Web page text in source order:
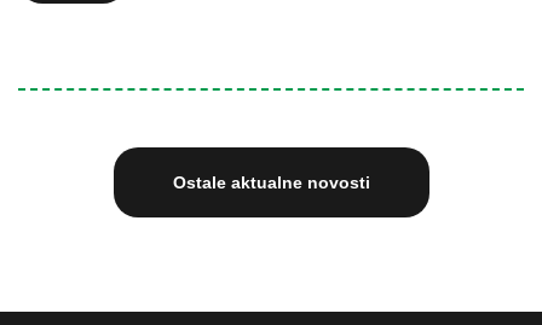
Ostale aktualne novosti